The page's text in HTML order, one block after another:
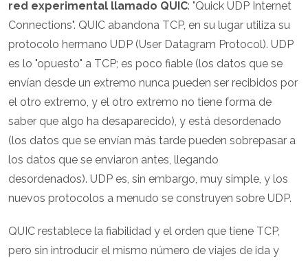
red experimental llamado QUIC: "Quick UDP Internet
Connections". QUIC abandona TCP, en su lugar utiliza su
protocolo hermano UDP (User Datagram Protocol). UDP
es lo "opuesto" a TCP; es poco fiable (los datos que se
envían desde un extremo nunca pueden ser recibidos por
el otro extremo, y el otro extremo no tiene forma de
saber que algo ha desaparecido), y está desordenado
(los datos que se envían más tarde pueden sobrepasar a
los datos que se enviaron antes, llegando
desordenados). UDP es, sin embargo, muy simple, y los
nuevos protocolos a menudo se construyen sobre UDP.
QUIC restablece la fiabilidad y el orden que tiene TCP,
pero sin introducir el mismo número de viajes de ida y